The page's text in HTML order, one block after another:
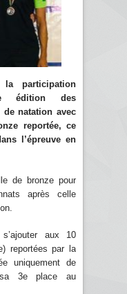
participation
édition des
de natation avec
reportée, ce
l’épreuve en
de bronze pour
après celle
aux 10
reportées par la
uniquement de
3e place au